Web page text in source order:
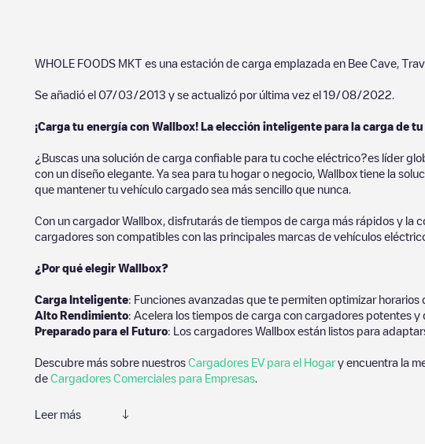
WHOLE FOODS MKT es una estación de carga emplazada en Bee Cave
Se añadió el 07/03/2013 y se actualizó por última vez el 19/08/2022
¡Carga tu energía con Wallbox! La elección inteligente para la carga de
¿Buscas una solución de carga confiable para tu coche eléctrico?es líder
con un diseño elegante. Ya sea para tu hogar o negocio, Wallbox tiene la
que mantener tu vehículo cargado sea más sencillo que nunca.
Con un cargador Wallbox, disfrutarás de tiempos de carga más rápidos y
cargadores son compatibles con las principales marcas de vehículos
¿Por qué elegir Wallbox?
Carga Inteligente: Funciones avanzadas que te permiten optimizar
Alto Rendimiento: Acelera los tiempos de carga con cargadores potentes y
Preparado para el Futuro: Los cargadores Wallbox están listos para
Descubre más sobre nuestros Cargadores EV para el Hogary encuentra la
de Cargadores Comerciales para Empresas
Leer más